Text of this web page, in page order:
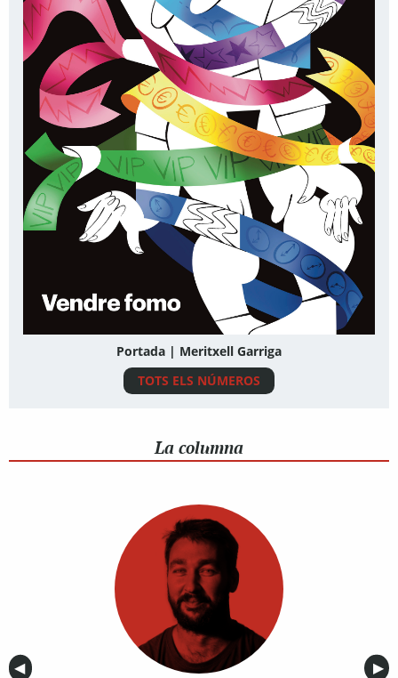
Portada | Meritxell Garriga
TOTS ELS NÚMEROS
La columna
Anterior
◀︎ ▶︎